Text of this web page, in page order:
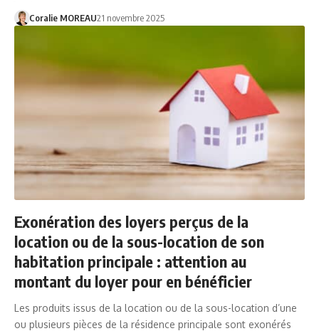
Coralie MOREAU21 novembre 2025
Exonération des loyers perçus de la
location ou de la sous-location de son
habitation principale : attention au
montant du loyer pour en bénéficier
Les produits issus de la location ou de la sous-location d’une
ou plusieurs pièces de la résidence principale sont exonérés